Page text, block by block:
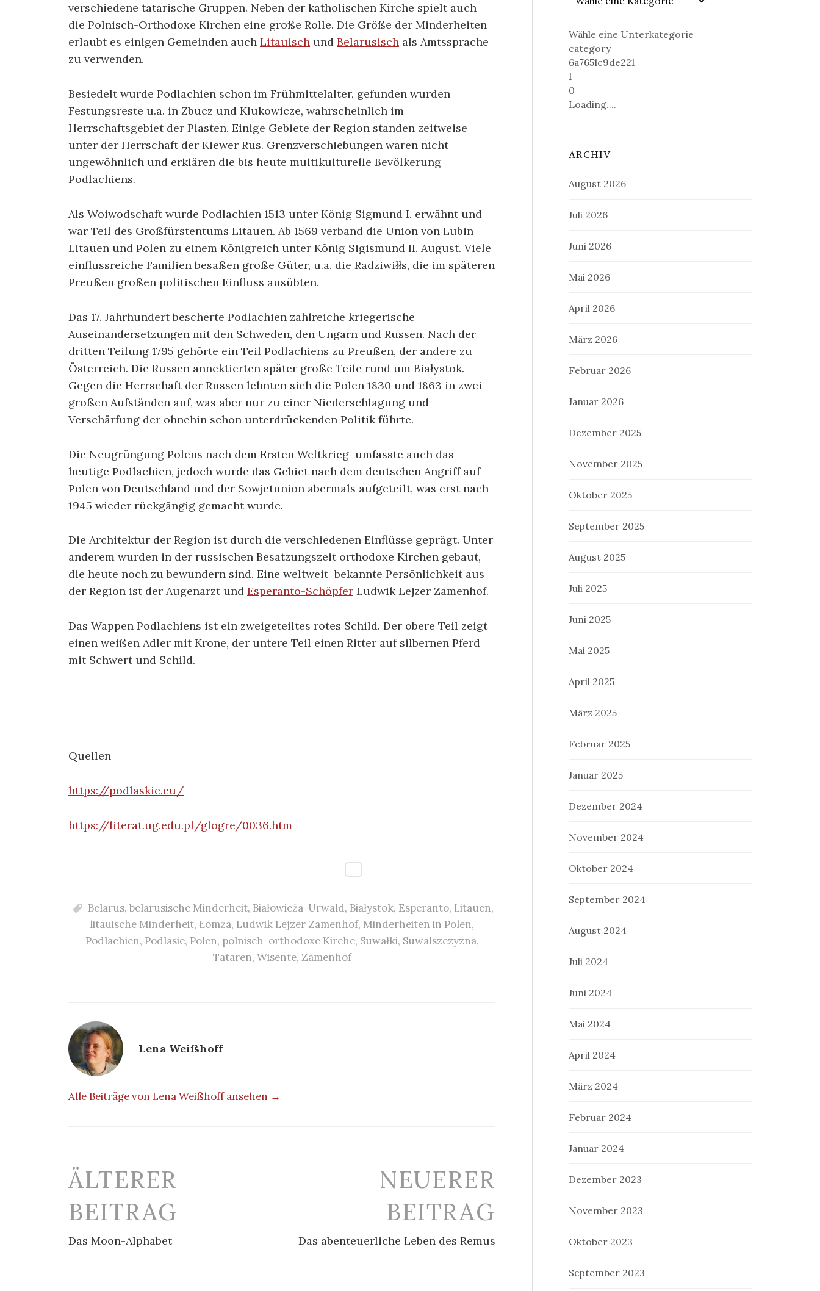
verschiedene tatarische Gruppen. Neben der katholischen Kirche spielt auch
die Polnisch-Orthodoxe Kirchen eine große Rolle. Die Größe der Minderheiten
erlaubt es einigen Gemeinden auch Litauisch und Belarusisch als Amtssprache
zu verwenden.
Besiedelt wurde Podlachien schon im Frühmittelalter, gefunden wurden
Festungsreste u.a. in Zbucz und Klukowicze, wahrscheinlich im
Herrschaftsgebiet der Piasten. Einige Gebiete der Region standen zeitweise
unter der Herrschaft der Kiewer Rus. Grenzverschiebungen waren nicht
ungewöhnlich und erklären die bis heute multikulturelle Bevölkerung
Podlachiens.
Als Woiwodschaft wurde Podlachien 1513 unter König Sigmund I. erwähnt und
war Teil des Großfürstentums Litauen. Ab 1569 verband die Union von Lubin
Litauen und Polen zu einem Königreich unter König Sigismund II. August. Viele
einflussreiche Familien besaßen große Güter, u.a. die Radziwiłłs, die im späteren
Preußen großen politischen Einfluss ausübten.
Das 17. Jahrhundert bescherte Podlachien zahlreiche kriegerische
Auseinandersetzungen mit den Schweden, den Ungarn und Russen. Nach der
dritten Teilung 1795 gehörte ein Teil Podlachiens zu Preußen, der andere zu
Österreich. Die Russen annektierten später große Teile rund um Białystok.
Gegen die Herrschaft der Russen lehnten sich die Polen 1830 und 1863 in zwei
großen Aufständen auf, was aber nur zu einer Niederschlagung und
Verschärfung der ohnehin schon unterdrückenden Politik führte.
Die Neugrüngung Polens nach dem Ersten Weltkrieg umfasste auch das
heutige Podlachien, jedoch wurde das Gebiet nach dem deutschen Angriff auf
Polen von Deutschland und der Sowjetunion abermals aufgeteilt, was erst nach
1945 wieder rückgängig gemacht wurde.
Die Architektur der Region ist durch die verschiedenen Einflüsse geprägt. Unter
anderem wurden in der russischen Besatzungszeit orthodoxe Kirchen gebaut,
die heute noch zu bewundern sind. Eine weltweit bekannte Persönlichkeit aus
der Region ist der Augenarzt und Esperanto-Schöpfer Ludwik Lejzer Zamenhof.
Das Wappen Podlachiens ist ein zweigeteiltes rotes Schild. Der obere Teil zeigt
einen weißen Adler mit Krone, der untere Teil einen Ritter auf silbernen Pferd
mit Schwert und Schild.
Quellen
https://podlaskie.eu/
https://literat.ug.edu.pl/glogre/0036.htm
Belarus, belarusische Minderheit, Białowieża-Urwald, Białystok, Esperanto, Litauen,
litauische Minderheit, Łomża, Ludwik Lejzer Zamenhof, Minderheiten in Polen,
Podlachien, Podlasie, Polen, polnisch-orthodoxe Kirche, Suwałki, Suwalszczyzna,
Tataren, Wisente, Zamenhof
Lena Weißhoff
Alle Beiträge von Lena Weißhoff ansehen →
Beitrags-
Navigation
ÄLTERER
BEITRAG
Das Moon-Alphabet
NEUERER
BEITRAG
Das abenteuerliche Leben des Remus
Wähle eine Unterkategorie
category
6a7651c9de221
1
0
Loading....
ARCHIV
August 2026
Juli 2026
Juni 2026
Mai 2026
April 2026
März 2026
Februar 2026
Januar 2026
Dezember 2025
November 2025
Oktober 2025
September 2025
August 2025
Juli 2025
Juni 2025
Mai 2025
April 2025
März 2025
Februar 2025
Januar 2025
Dezember 2024
November 2024
Oktober 2024
September 2024
August 2024
Juli 2024
Juni 2024
Mai 2024
April 2024
März 2024
Februar 2024
Januar 2024
Dezember 2023
November 2023
Oktober 2023
September 2023